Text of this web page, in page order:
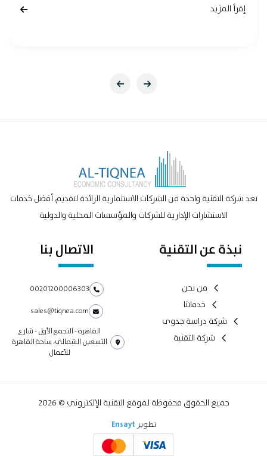
إقرأ المزيد
تعد شركة التقنية واحدة من الشركات الاستثمارية الرائدة لتقديم أفضل خدمات
الاستشارات الإدارية للشركات والمؤسسات المحلية والدولية
نبذة عن التقنية
من نحن
خدماتنا
شركة دراسة جدوى
شركة التقنية
الاتصال بنا
00201200006303
sales@tiqnea.com
القاهرة - التجمع الأول - شارع
التسعين الشمالي، ساحة القاهرة
للأعمال
جميع الحقوق محفوظة لموقع التقنية الإلكتروني © 2026
تطوير Ensayt